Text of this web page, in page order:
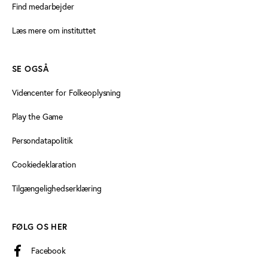
Find medarbejder
Læs mere om instituttet
SE OGSÅ
Videncenter for Folkeoplysning
Play the Game
Persondatapolitik
Cookiedeklaration
Tilgængelighedserklæring
FØLG OS HER
Facebook